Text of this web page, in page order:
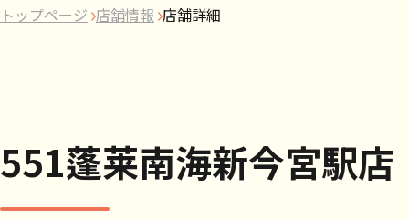
トップページ 店舗情報 店舗詳細
551蓬莱南海新今宮駅店